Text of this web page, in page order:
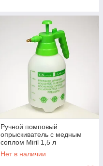
Ручной помповый
опрыскиватель с медным
соплом Miril 1,5 л
Нет в наличии